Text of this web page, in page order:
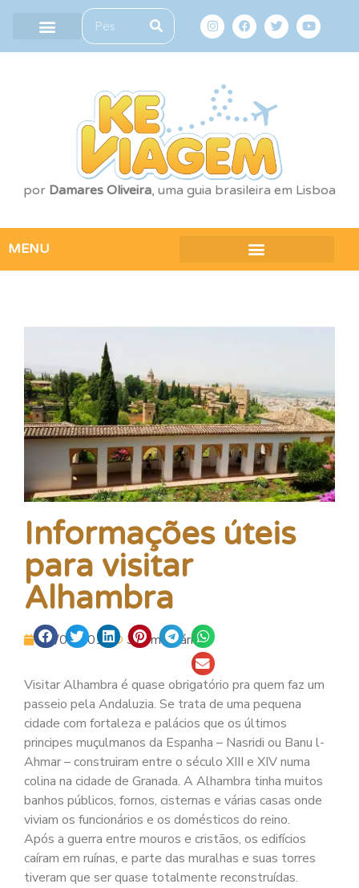
por Damares Oliveira, uma guia brasileira em Lisboa
MENU
Informações úteis
para visitar
Alhambra
06/09/2015 3 comentários.
Visitar Alhambra é quase obrigatório pra quem faz um
passeio pela Andaluzia. Se trata de uma pequena
cidade com fortaleza e palácios que os últimos
principes muçulmanos da Espanha – Nasridi ou Banu l-
Ahmar – construiram entre o século XIII e XIV numa
colina na cidade de Granada. A Alhambra tinha muitos
banhos públicos, fornos, cisternas e várias casas onde
viviam os funcionários e os domésticos do reino.
Após a guerra entre mouros e cristãos, os edifícios
caíram em ruínas, e parte das muralhas e suas torres
tiveram que ser quase totalmente reconstruídas.